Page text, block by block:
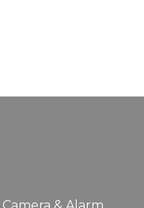
& Alarm